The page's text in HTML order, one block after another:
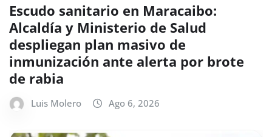
Escudo sanitario en Maracaibo:
Alcaldía y Ministerio de Salud
despliegan plan masivo de
inmunización ante alerta por brote
de rabia
Luis Molero Ago 6, 2026